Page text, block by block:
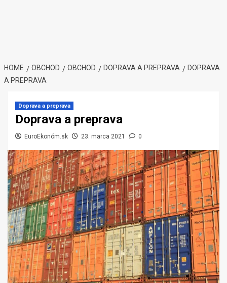
HOME OBCHOD OBCHOD DOPRAVA A PREPRAVA
DOPRAVA
A PREPRAVA
Doprava a preprava
Doprava a preprava
EuroEkonóm.sk 23. marca 2021 0